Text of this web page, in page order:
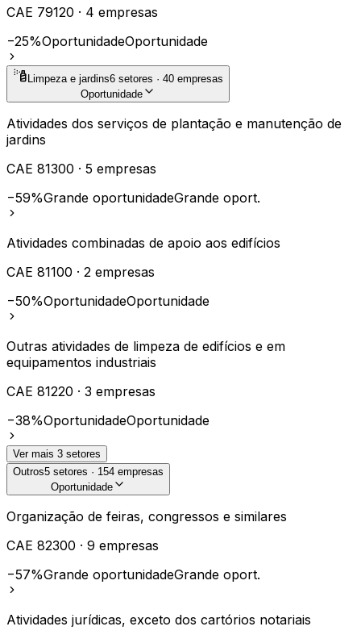
CAE 79120 · 4 empresas
−25%OportunidadeOportunidade
Limpeza e jardins6 setores · 40 empresas
Oportunidade
Atividades dos serviços de plantação e manutenção de
jardins
CAE 81300 · 5 empresas
−59%Grande oportunidadeGrande oport.
Atividades combinadas de apoio aos edifícios
CAE 81100 · 2 empresas
−50%OportunidadeOportunidade
Outras atividades de limpeza de edifícios e em
equipamentos industriais
CAE 81220 · 3 empresas
−38%OportunidadeOportunidade
Ver mais 3 setores
Outros5 setores · 154 empresas
Oportunidade
Organização de feiras, congressos e similares
CAE 82300 · 9 empresas
−57%Grande oportunidadeGrande oport.
Atividades jurídicas, exceto dos cartórios notariais